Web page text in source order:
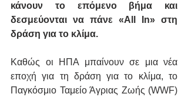
κάνουν το επόμενο βήμα και
δεσμεύονται να πάνε «All In» στη
δράση για το κλίμα.
Καθώς οι ΗΠΑ μπαίνουν σε μια νέα
εποχή για τη δράση για το κλίμα, το
Παγκόσμιο Ταμείο Άγριας Ζωής (WWF)